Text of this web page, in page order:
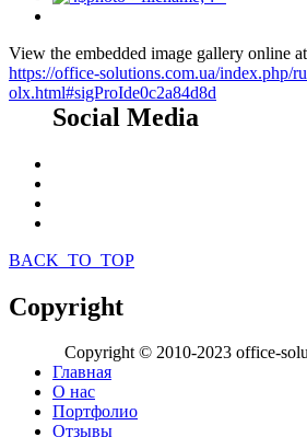
View the embedded image gallery online
https://office-solutions.com.ua/index.php/
olx.html#sigProIde0c2a84d8d
Social Media
BACK_TO_TOP
Copyright
Copyright © 2010-2023 office-
Главная
О нас
Портфолио
Отзывы